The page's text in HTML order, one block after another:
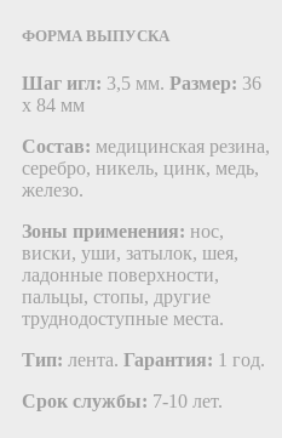
ФОРМА ВЫПУСКА
Шаг игл: 3,5 мм. Размер: 36
х 84 мм
Состав: медицинская резина,
серебро, никель, цинк, медь,
железо.
Зоны применения: нос,
виски, уши, затылок, шея,
ладонные поверхности,
пальцы, стопы, другие
труднодоступные места.
Тип: лента. Гарантия: 1 год.
Срок службы: 7-10 лет.